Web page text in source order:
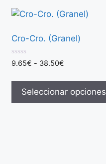
Cro-Cro. (Granel)
0
5
9.65€ - 38.50€
Seleccionar opciones